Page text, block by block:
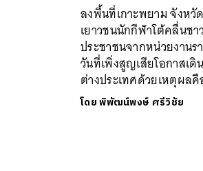
ลงพื้นที่เกาะพยาม จังหวั
เยาวชนนักกีฬาโต้คลื่นช
ประชาชนจากหน่วยงานร
วันที่เพิ่งสูญเสียโอกาสเดิ
ต่างประเทศด้วยเหตุผล
โดยพิพัฒน์พงษ์ ศรีวิชัย